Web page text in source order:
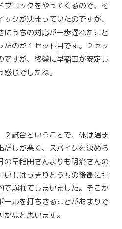
ブロックをやってくるので、そ
クが決まっていたのですが、
うちの対応が一歩遅れたこと
たのが１セット目です。２セッ
ですが、終盤に早稲田が安定し
じでしたね。
２試合ということで、体は温ま
だしが悪く、スパイクを決めら
の早稲田さんよりも明治さんの
いもはっきりとうちの後衛に打
で崩れてしまいました。そこか
ールを打ちきることがあまりで
なと思います。